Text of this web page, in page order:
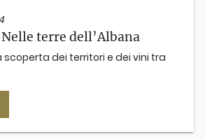
terre dell’Albana
dei territori e dei vini tra